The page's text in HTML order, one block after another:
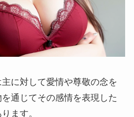
に対して愛情や尊敬の念を
通じてその感情を表現した
ます。